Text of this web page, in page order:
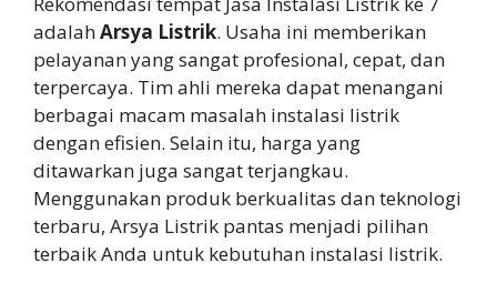
adalahArsya Listrik. Usaha ini memberikan
pelayanan yang sangat profesional, cepat, dan
terpercaya. Tim ahli mereka dapat menangani
berbagai macam masalah instalasi listrik
dengan efisien. Selain itu, harga yang
ditawarkan juga sangat terjangkau.
Menggunakan produk berkualitas dan teknologi
terbaru, Arsya Listrik pantas menjadi pilihan
terbaik Anda untuk kebutuhan instalasi listrik.